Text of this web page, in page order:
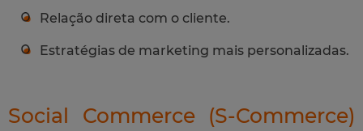
Relação direta com o cliente.
Estratégias de marketing mais personalizadas.
Social Commerce (S-Commerce)